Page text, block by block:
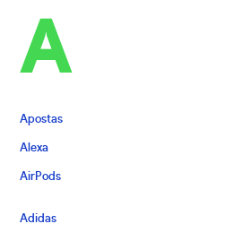
A
Apostas
Alexa
AirPods
Adidas